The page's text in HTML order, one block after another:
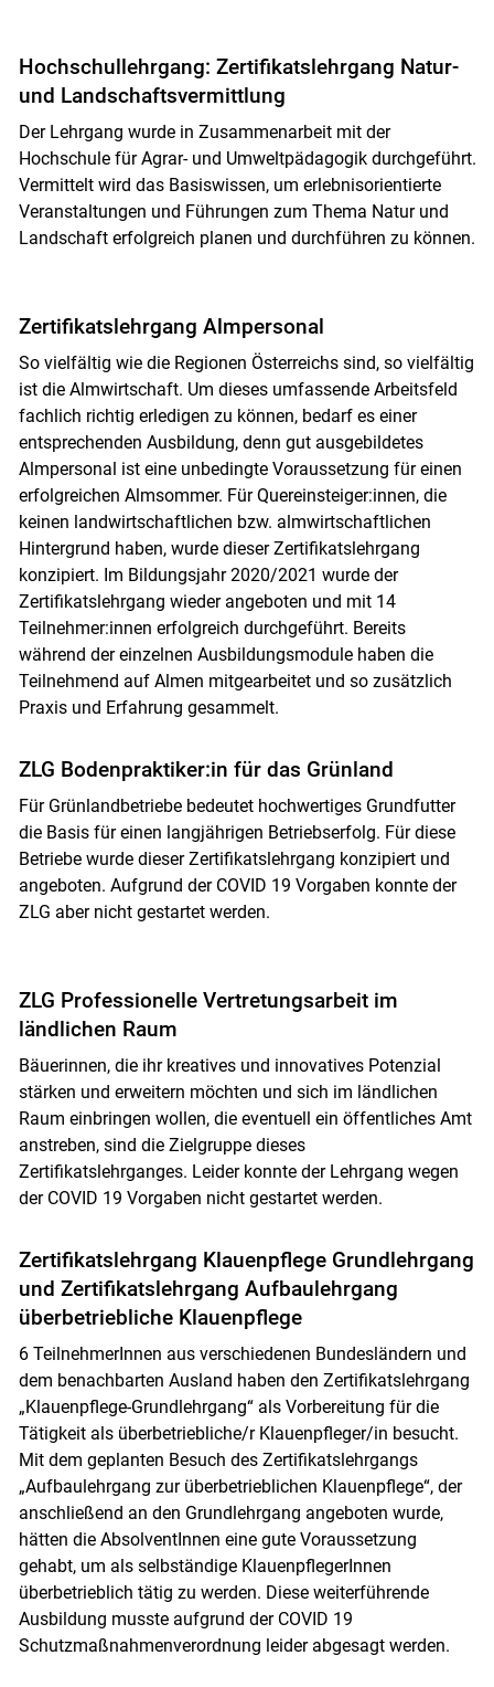
Hochschullehrgang: Zertifikatslehrgang Natur-
und Landschaftsvermittlung
Der Lehrgang wurde in Zusammenarbeit mit der
Hochschule für Agrar- und Umweltpädagogik durchgeführt.
Vermittelt wird das Basiswissen, um erlebnisorientierte
Veranstaltungen und Führungen zum Thema Natur und
Landschaft erfolgreich planen und durchführen zu können.
Zertifikatslehrgang Almpersonal
So vielfältig wie die Regionen Österreichs sind, so vielfältig
ist die Almwirtschaft. Um dieses umfassende Arbeitsfeld
fachlich richtig erledigen zu können, bedarf es einer
entsprechenden Ausbildung, denn gut ausgebildetes
Almpersonal ist eine unbedingte Voraussetzung für einen
erfolgreichen Almsommer. Für Quereinsteiger:innen, die
keinen landwirtschaftlichen bzw. almwirtschaftlichen
Hintergrund haben, wurde dieser Zertifikatslehrgang
konzipiert. Im Bildungsjahr 2020/2021 wurde der
Zertifikatslehrgang wieder angeboten und mit 14
Teilnehmer:innen erfolgreich durchgeführt. Bereits
während der einzelnen Ausbildungsmodule haben die
Teilnehmend auf Almen mitgearbeitet und so zusätzlich
Praxis und Erfahrung gesammelt.
ZLG Bodenpraktiker:in für das Grünland
Für Grünlandbetriebe bedeutet hochwertiges Grundfutter
die Basis für einen langjährigen Betriebserfolg. Für diese
Betriebe wurde dieser Zertifikatslehrgang konzipiert und
angeboten. Aufgrund der COVID 19 Vorgaben konnte der
ZLG aber nicht gestartet werden.
ZLG Professionelle Vertretungsarbeit im
ländlichen Raum
Bäuerinnen, die ihr kreatives und innovatives Potenzial
stärken und erweitern möchten und sich im ländlichen
Raum einbringen wollen, die eventuell ein öffentliches Amt
anstreben, sind die Zielgruppe dieses
Zertifikatslehrganges. Leider konnte der Lehrgang wegen
der COVID 19 Vorgaben nicht gestartet werden.
Zertifikatslehrgang Klauenpflege Grundlehrgang
und Zertifikatslehrgang Aufbaulehrgang
überbetriebliche Klauenpflege
6 TeilnehmerInnen aus verschiedenen Bundesländern und
dem benachbarten Ausland haben den Zertifikatslehrgang
„Klauenpflege-Grundlehrgang“ als Vorbereitung für die
Tätigkeit als überbetriebliche/r Klauenpfleger/in besucht.
Mit dem geplanten Besuch des Zertifikatslehrgangs
„Aufbaulehrgang zur überbetrieblichen Klauenpflege“, der
anschließend an den Grundlehrgang angeboten wurde,
hätten die AbsolventInnen eine gute Voraussetzung
gehabt, um als selbständige KlauenpflegerInnen
überbetrieblich tätig zu werden. Diese weiterführende
Ausbildung musste aufgrund der COVID 19
Schutzmaßnahmenverordnung leider abgesagt werden.